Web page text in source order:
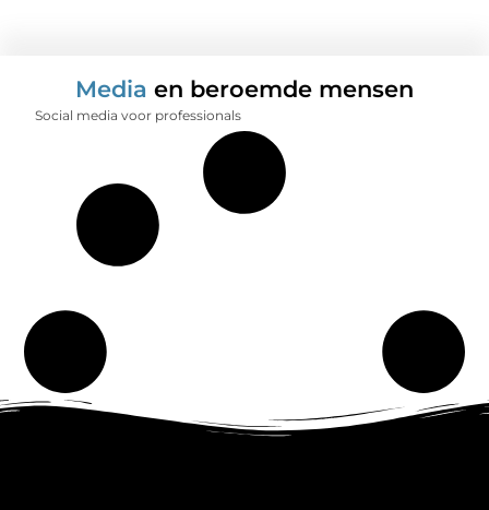
Media en beroemde mensen
Social media voor professionals